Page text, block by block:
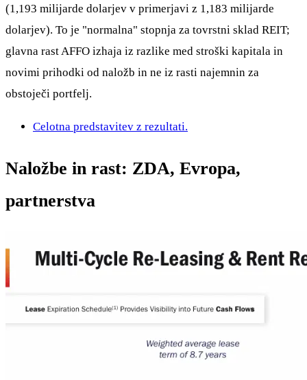
(1,193 milijarde dolarjev v primerjavi z 1,183 milijarde
dolarjev). To je "normalna" stopnja za tovrstni sklad REIT;
glavna rast AFFO izhaja iz razlike med stroški kapitala in
novimi prihodki od naložb in ne iz rasti najemnin za
obstoječi portfelj.
Celotna predstavitev z rezultati.
Naložbe in rast: ZDA, Evropa,
partnerstva